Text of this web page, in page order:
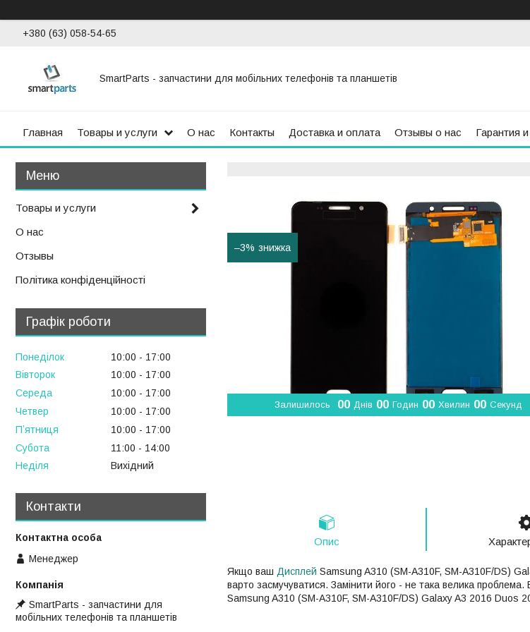
+380 (63) 058-54-65
SmartParts - запчастини для мобільних телефонів та планшетів
Главная Товары и услуги О нас Контакты Доставка и оплата Отзывы о нас Гарантия
–3%
Залишилось 00 Днів 00 Годин 00 Хвилин 00 Секунд
Опис
Якщо ваш Дисплей Samsung A310 (SM-A310F, SM-A310F/DS)
варто засмучуватися. Замінити його - не така велика проблема.
Samsung A310 (SM-A310F, SM-A310F/DS) Galaxy A3 2016 Duos
Товары и услуги
О нас
Отзывы
Політика конфіденційності
Графік роботи
Понеділок 10:00
17:00
Вівторок
10:00
17:00
Середа
10:00
17:00
Четвер
10:00
17:00
Пʼятниця
10:00
17:00
Субота
11:00
14:00
Неділя
Вихідний
Контакти
Менеджер
SmartParts - запчастини для
мобільних телефонів та планшетів